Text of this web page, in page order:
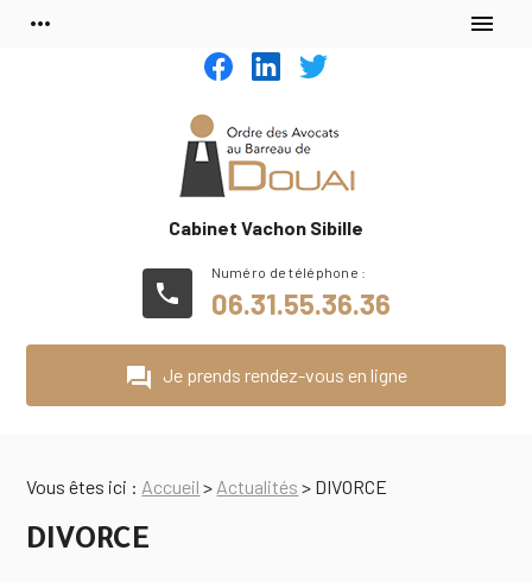
more_horiz menu
Cabinet Vachon Sibille
phone 06.31.55.36.36
question_answer Je prends rendez-vous en ligne
Vous êtes ici : Accueil > Actualités > DIVORCE
DIVORCE